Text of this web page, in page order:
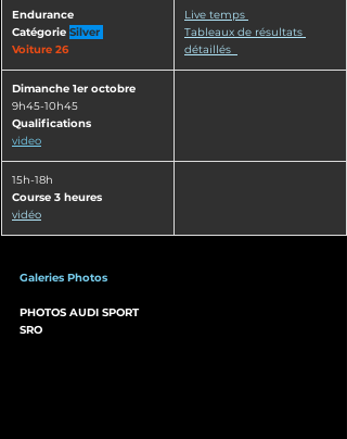
Endurance
Catégorie Silver
Voiture 26
​Live temps
Tableaux de résultats
détaillés
Dimanche 1er octobre
9h45-10h45
Qualifications
video
​15h-18h
Course 3 heures
vidéo
Galeries Photos
PHOTOS AUDI SPORT
SRO